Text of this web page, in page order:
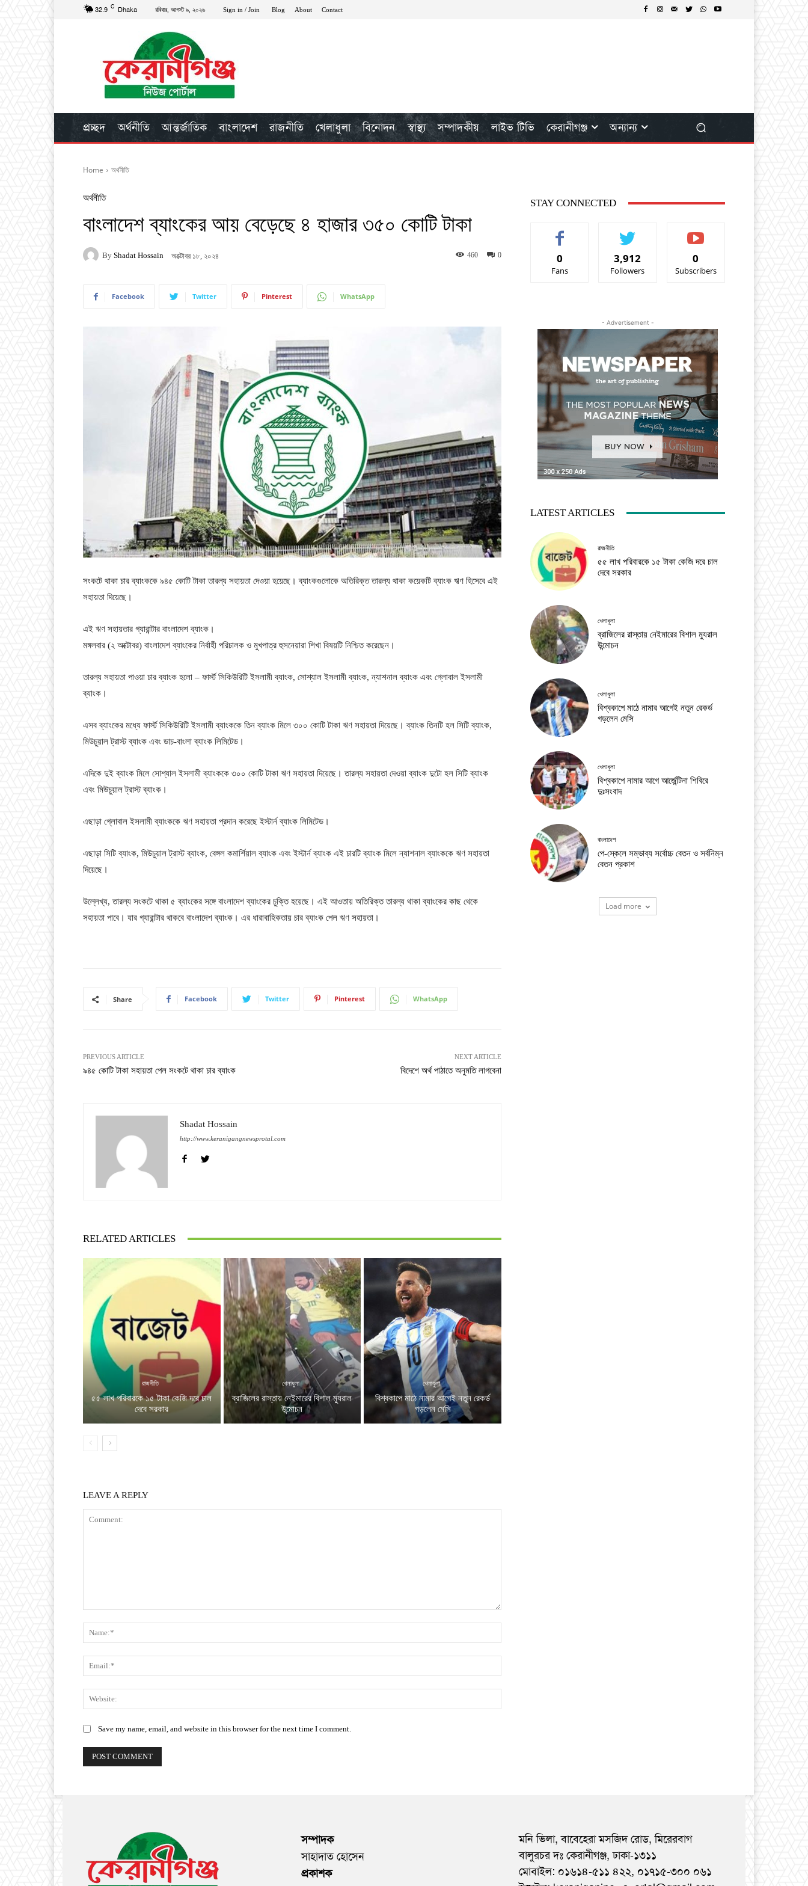
32.9 C Dhaka রবিবার, আগস্ট ৯, ২০২৬ Sign in / Join Blog About Contact
প্রচ্ছদ অর্থনীতি আন্তর্জাতিক বাংলাদেশ রাজনীতি খেলাধুলা বিনোদন স্বাস্থ্য সম্পাদকীয় লাইভ টিভি কেরানীগঞ্জ অন্যান্য
Home অর্থনীতি
অর্থনীতি
বাংলাদেশ ব্যাংকের আয় বেড়েছে ৪ হাজার ৩৫০ কোটি টাকা
By Shadat Hossain অক্টোবর ১৮, ২০২৪ 0
460
Facebook Twitter Pinterest WhatsApp
সংকটে থাকা চার ব্যাংককে ৯৪৫ কোটি টাকা তারল্য সহায়তা দেওয়া হয়েছে। ব্যাংকগুলোকে অতিরিক্ত তারল্য থাকা কয়েকটি ব্যাংক ঋণ হিসেবে এই
সহায়তা দিয়েছে।
এই ঋণ সহায়তার গ্যারান্টার বাংলাদেশ ব্যাংক।
মঙ্গলবার (২ অক্টোবর) বাংলাদেশ ব্যাংকের নির্বাহী পরিচালক ও মুখপাত্র হুসনেয়ারা শিখা বিষয়টি নিশ্চিত করেছেন।
তারল্য সহায়তা পাওয়া চার ব্যাংক হলো – ফার্স্ট সিকিউরিটি ইসলামী ব্যাংক, সোশ্যাল ইসলামী ব্যাংক, ন্যাশনাল ব্যাংক এবং গ্লোবাল ইসলামী
ব্যাংক।
এসব ব্যাংকের মধ্যে ফার্স্ট সিকিউরিটি ইসলামী ব্যাংককে তিন ব্যাংক মিলে ৩০০ কোটি টাকা ঋণ সহায়তা দিয়েছে। ব্যাংক তিনটি হল সিটি ব্যাংক,
মিউচুয়াল ট্রাস্ট ব্যাংক এবং ডাচ-বাংলা ব্যাংক লিমিটেড।
এদিকে দুই ব্যাংক মিলে সোশ্যাল ইসলামী ব্যাংককে ৩০০ কোটি টাকা ঋণ সহায়তা দিয়েছে। তারল্য সহায়তা দেওয়া ব্যাংক দুটো হল সিটি ব্যাংক
এবং মিউচুয়াল ট্রাস্ট ব্যাংক।
এছাড়া গ্লোবাল ইসলামী ব্যাংককে ঋণ সহায়তা প্রদান করেছে ইস্টার্ন ব্যাংক লিমিটেড।
এছাড়া সিটি ব্যাংক, মিউচুয়াল ট্রাস্ট ব্যাংক, বেঙ্গল কমার্শিয়াল ব্যাংক এবং ইস্টার্ন ব্যাংক এই চারটি ব্যাংক মিলে ন্যাশনাল ব্যাংককে ঋণ সহায়তা
দিয়েছে।
উল্লেখ্য, তারল্য সংকটে থাকা ৫ ব্যাংকের সঙ্গে বাংলাদেশ ব্যাংকের চুক্তি হয়েছে। এই আওতায় অতিরিক্ত তারল্য থাকা ব্যাংকের কাছ থেকে
সহায়তা পাবে। যার গ্যারান্টার থাকবে বাংলাদেশ ব্যাংক। এর ধারাবাহিকতায় চার ব্যাংক পেল ঋণ সহায়তা।
Share Facebook Twitter Pinterest WhatsApp
PREVIOUS ARTICLE
৯৪৫ কোটি টাকা সহায়তা পেল সংকটে থাকা চার ব্যাংক
NEXT ARTICLE
বিদেশে অর্থ পাঠাতে অনুমতি লাগবেনা
Shadat Hossain
http://www.keranigangnewsprotal.com
RELATED ARTICLES
রাজনীতি
৫৫ লাখ পরিবারকে ১৫ টাকা কেজি দরে চাল
দেবে সরকার
খেলাধুলা
ব্রাজিলের রাস্তায় নেইমারের বিশাল ম্যুরাল
উন্মোচন
খেলাধুলা
বিশ্বকাপে মাঠে নামার আগেই নতুন রেকর্ড
গড়লেন মেসি
LEAVE A REPLY
Save my name, email, and website in this browser for the next time I comment.
STAY CONNECTED
0
Fans
3,912
Followers
0
Subscribers
- Advertisement -
LATEST ARTICLES
রাজনীতি
৫৫ লাখ পরিবারকে ১৫ টাকা কেজি দরে চাল
দেবে সরকার
খেলাধুলা
ব্রাজিলের রাস্তায় নেইমারের বিশাল ম্যুরাল
উন্মোচন
খেলাধুলা
বিশ্বকাপে মাঠে নামার আগেই নতুন রেকর্ড
গড়লেন মেসি
খেলাধুলা
বিশ্বকাপে নামার আগে আর্জেন্টিনা শিবিরে
দুঃসংবাদ
বাংলাদেশ
পে-স্কেলে সম্ভাব্য সর্বোচ্চ বেতন ও সর্বনিম্ন
বেতন প্রকাশ
Load more
সম্পাদক
সাহাদাত হোসেন
প্রকাশক
মনি ভিলা, বাবেহেরা মসজিদ রোড, মিরেরবাগ
বালুরচর দঃ কেরানীগঞ্জ, ঢাকা-১৩১১
মোবাইল: ০১৬১৪-৫১১ ৪২২, ০১৭১৫-৩০০ ০৬১